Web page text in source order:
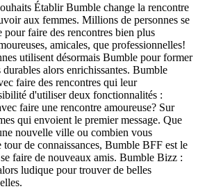
Établir Bumble change la rencontre
aux femmes. Millions de personnes se
faire des rencontres bien plus
amicales, que professionnelles!
utilisent désormais Bumble pour former
alors enrichissantes. Bumble
faire des rencontres qui leur
d'utiliser deux fonctionnalités :
faire une rencontre amoureuse? Sur
qui envoient le premier message. Que
nouvelle ville ou combien vous
tour de connaissances, Bumble BFF est le
faire de nouveaux amis. Bumble Bizz :
ludique pour trouver de belles